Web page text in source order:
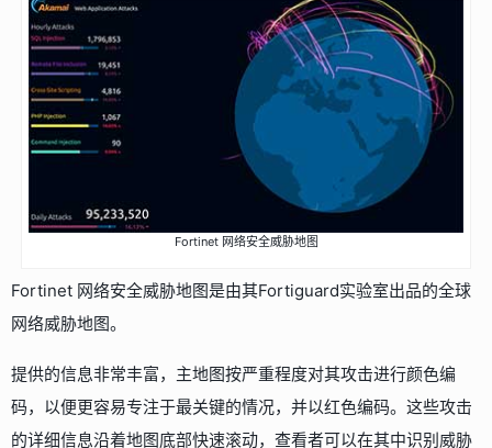
Fortinet 网络安全威胁地图
Fortinet 网络安全威胁地图是由其Fortiguard实验室出品的全球
网络威胁地图。
提供的信息非常丰富，主地图按严重程度对其攻击进行颜色编
码，以便更容易专注于最关键的情况，并以红色编码。这些攻击
的详细信息沿着地图底部快速滚动，查看者可以在其中识别威胁